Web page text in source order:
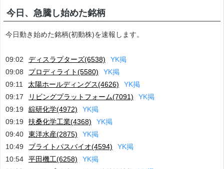
今日、急騰し始めた銘柄
今日動き始めた銘柄(初動株)を速報します。
09:02 ディスラプターズ(6538) YK掲
09:08
プロディライト(5580) YK掲
09:11
太陽ホールディングス(4626) YK掲
09:17
リビングプラットフォーム(7091) YK掲
09:19
綜研化学(4972) YK掲
09:19
扶桑化学工業(4368) YK掲
09:40
東洋水産(2875) YK掲
10:49
ブライトパスバイオ(4594) YK掲
10:54
平田機工(6258) YK掲